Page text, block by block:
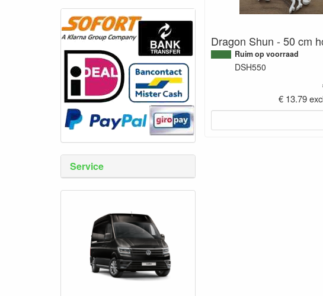
Service
Dragon Shun - 50 cm
Ruim op voorraad
DSH550
€ 13.79